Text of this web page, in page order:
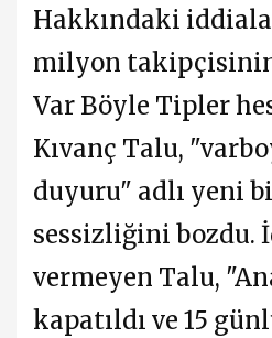
Hakkındaki
milyon
Var Böyle Tipler
Kıvanç Talu,
duyuru" adlı yeni
sessizliğini bozdu.
vermeyen Talu,
kapatıldı ve 15